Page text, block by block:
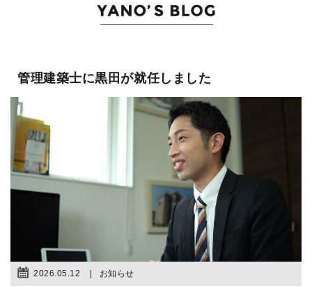
管理建築士に黒田が就任しました
2026.05.12 お知らせ